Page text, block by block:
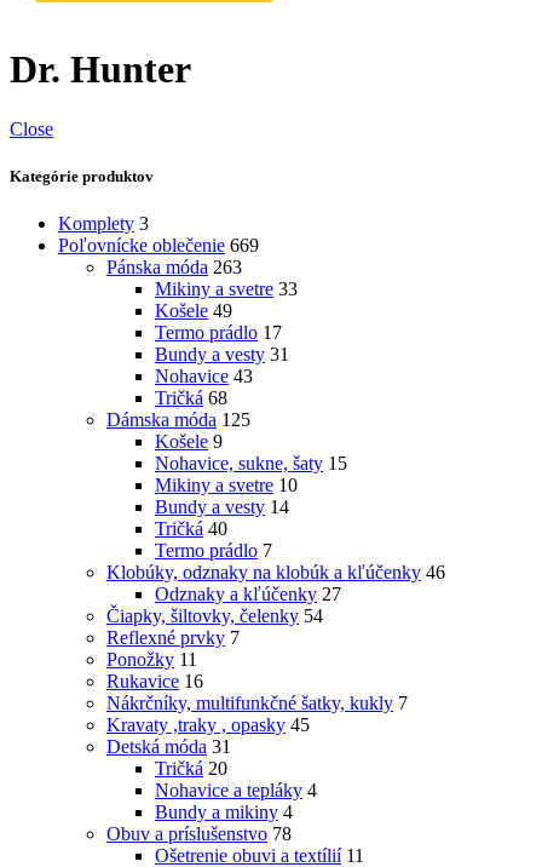
Dr. Hunter
Close
Kategórie produktov
Komplety 3
Poľovnícke oblečenie 669
Pánska móda 263
Mikiny a svetre 33
Košele 49
Termo prádlo 17
Bundy a vesty 31
Nohavice 43
Tričká 68
Dámska móda 125
Košele 9
Nohavice, sukne, šaty 15
Mikiny a svetre 10
Bundy a vesty 14
Tričká 40
Termo prádlo 7
Klobúky, odznaky na klobúk a kľúčenky 46
Odznaky a kľúčenky 27
Čiapky, šiltovky, čelenky 54
Reflexné prvky 7
Ponožky 11
Rukavice 16
Nákrčníky, multifunkčné šatky, kukly 7
Kravaty ,traky , opasky 45
Detská móda 31
Tričká 20
Nohavice a tepláky 4
Bundy a mikiny 4
Obuv a príslušenstvo 78
Ošetrenie obuvi a textílií 11